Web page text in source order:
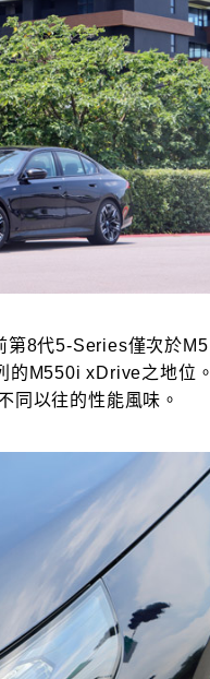
第8代5-Series僅次於M5
的M550i xDrive之地位。
同以往的性能風味。